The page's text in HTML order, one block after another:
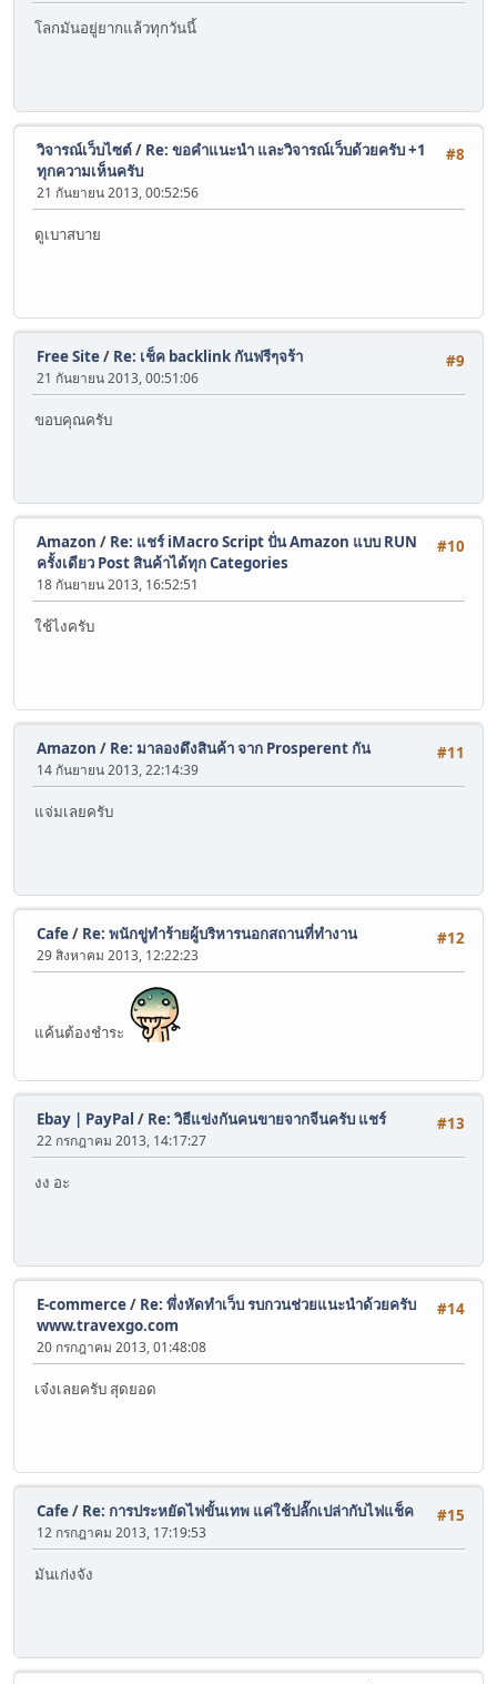
โลกมันอยู่ยากแล้วทุกวันนี้
#8
วิจารณ์เว็บไซต์/ Re: ขอคำแนะนำ และวิจารณ์เว็บด้วยครับ +1
ทุกความเห็นครับ
21 กันยายน 2013, 00:52:56
ดูเบาสบาย
#9
Free Site/ Re: เช็ค backlink กันฟรีๆจร้า
21 กันยายน 2013, 00:51:06
ขอบคุณครับ
#10
Amazon / Re: แชร์ iMacro Script ปั่น Amazon แบบ RUN
ครั้งเดียว Post สินค้าได้ทุก Categories
18 กันยายน 2013, 16:52:51
ใช้ไงครับ
#11
Amazon / Re: มาลองดึงสินค้า จาก Prosperent กัน
14 กันยายน 2013, 22:14:39
แจ่มเลยครับ
#12
Cafe/ Re: พนักขู่ทำร้ายผู้บริหารนอกสถานที่ทำงาน
29 สิงหาคม 2013, 12:22:23
แค้นต้องชำระ
#13
Ebay | PayPal / Re: วิธีแข่งกันคนขายจากจีนครับ แชร์
22 กรกฎาคม 2013, 14:17:27
งง อะ
#14
E-commerce/ Re: พึ่งหัดทำเว็บ รบกวนช่วยแนะนำด้วยครับ
www.travexgo.com
20 กรกฎาคม 2013, 01:48:08
เจ๋งเลยครับ สุดยอด
#15
Cafe/ Re: การประหยัดไฟขั้นเทพ แค่ใช้ปลั๊กเปล่ากับไฟแช็ค
12 กรกฎาคม 2013, 17:19:53
มันเก่งจัง